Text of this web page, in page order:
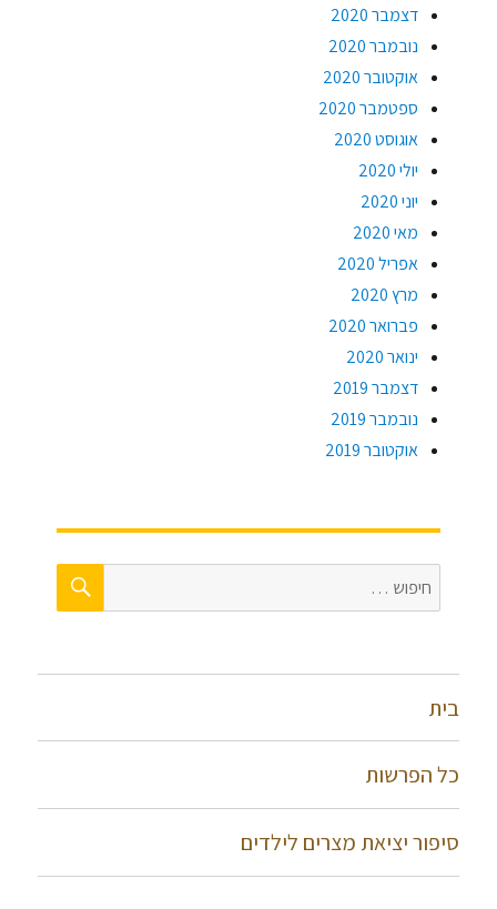
דצמבר 2020
נובמבר 2020
אוקטובר 2020
ספטמבר 2020
אוגוסט 2020
יולי 2020
יוני 2020
מאי 2020
אפריל 2020
מרץ 2020
פברואר 2020
ינואר 2020
דצמבר 2019
נובמבר 2019
אוקטובר 2019
חיפוש
בית
כל הפרשות
סיפור יציאת מצרים לילדים